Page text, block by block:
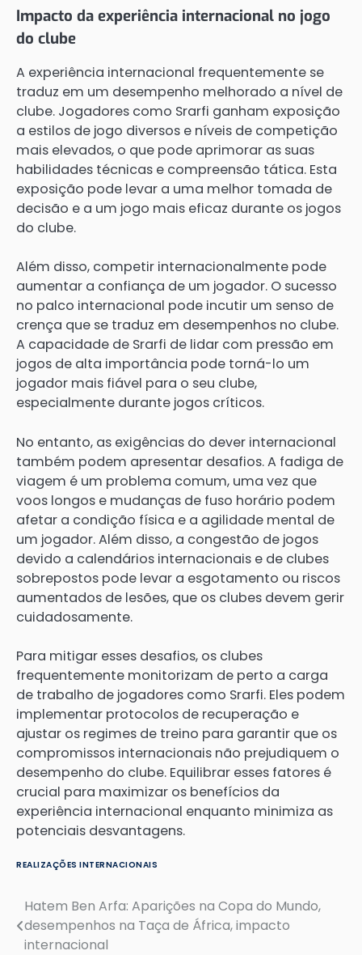
Impacto da experiência internacional no jogo
do clube
A experiência internacional frequentemente se
traduz em um desempenho melhorado a nível de
clube. Jogadores como Srarfi ganham exposição
a estilos de jogo diversos e níveis de competição
mais elevados, o que pode aprimorar as suas
habilidades técnicas e compreensão tática. Esta
exposição pode levar a uma melhor tomada de
decisão e a um jogo mais eficaz durante os jogos
do clube.
Além disso, competir internacionalmente pode
aumentar a confiança de um jogador. O sucesso
no palco internacional pode incutir um senso de
crença que se traduz em desempenhos no clube.
A capacidade de Srarfi de lidar com pressão em
jogos de alta importância pode torná-lo um
jogador mais fiável para o seu clube,
especialmente durante jogos críticos.
No entanto, as exigências do dever internacional
também podem apresentar desafios. A fadiga de
viagem é um problema comum, uma vez que
voos longos e mudanças de fuso horário podem
afetar a condição física e a agilidade mental de
um jogador. Além disso, a congestão de jogos
devido a calendários internacionais e de clubes
sobrepostos pode levar a esgotamento ou riscos
aumentados de lesões, que os clubes devem gerir
cuidadosamente.
Para mitigar esses desafios, os clubes
frequentemente monitorizam de perto a carga
de trabalho de jogadores como Srarfi. Eles podem
implementar protocolos de recuperação e
ajustar os regimes de treino para garantir que os
compromissos internacionais não prejudiquem o
desempenho do clube. Equilibrar esses fatores é
crucial para maximizar os benefícios da
experiência internacional enquanto minimiza as
potenciais desvantagens.
REALIZAÇÕES INTERNACIONAIS
Post
navigation
Hatem Ben Arfa: Aparições na Copa do Mundo,
desempenhos na Taça de África, impacto
internacional